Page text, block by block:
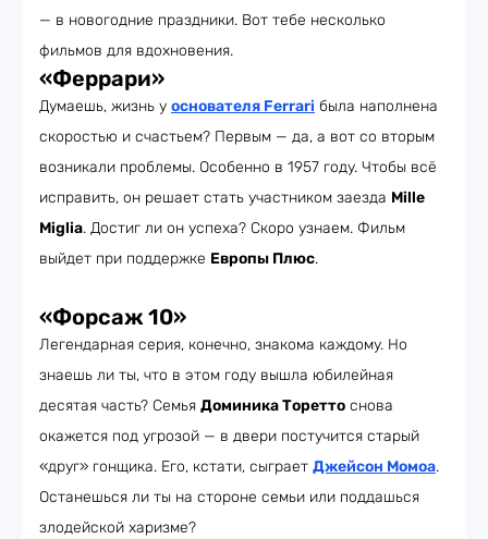
— в новогодние праздники. Вот тебе несколько
фильмов для вдохновения.
«Феррари»
Думаешь, жизнь у основателя Ferrari была наполнена
скоростью и счастьем? Первым — да, а вот со вторым
возникали проблемы. Особенно в 1957 году. Чтобы всё
исправить, он решает стать участником заезда Mille
Miglia. Достиг ли он успеха? Скоро узнаем. Фильм
выйдет при поддержке Европы Плюс.
«Форсаж 10»
Легендарная серия, конечно, знакома каждому. Но
знаешь ли ты, что в этом году вышла юбилейная
десятая часть? Семья Доминика Торетто снова
окажется под угрозой — в двери постучится старый
«друг» гонщика. Его, кстати, сыграет Джейсон Момоа.
Останешься ли ты на стороне семьи или поддашься
злодейской харизме?